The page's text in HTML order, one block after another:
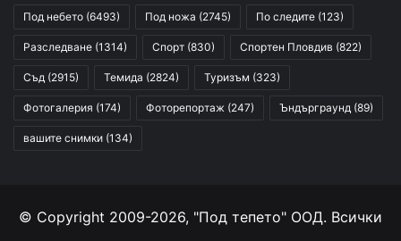
Под небето (6493) Под ножа (2745) По следите (123)
Разследване (1314) Спорт (830) Спортен Пловдив (822)
Съд (2915) Темида (2824) Туризъм (323)
Фотогалерия (174) Фоторепортаж (247) Ъндърграунд (89)
вашите снимки (134)
© Copyright 2009-2026, "Под тепето" ООД. Всички